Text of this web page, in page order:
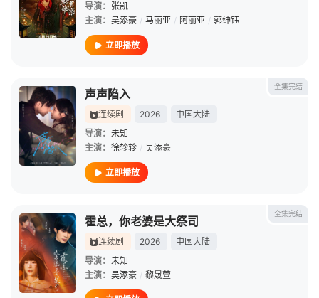
导演： 张凯
主演： 吴添豪 / 马丽亚 / 阿丽亚 / 郭绅钰
立即播放
全集完结
声声陷入
连续剧 2026
中国大陆
导演： 未知
主演： 徐轸轸 / 吴添豪
立即播放
全集完结
霍总，你老婆是大祭司
连续剧 2026
中国大陆
导演： 未知
主演： 吴添豪 / 黎晟萱